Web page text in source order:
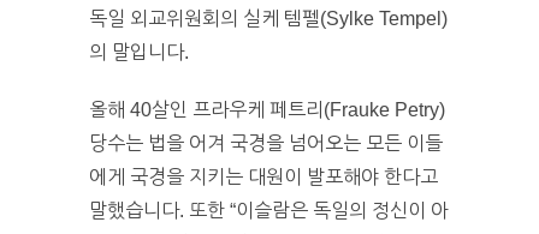
독일 외교위원회의 실케 템펠(Sylke Tempel)
의 말입니다.
올해 40살인 프라우케 페트리(Frauke Petry)
당수는 법을 어겨 국경을 넘어오는 모든 이들
에게 국경을 지키는 대원이 발포해야 한다고
말했습니다. 또한 “이슬람은 독일의 정신이 아